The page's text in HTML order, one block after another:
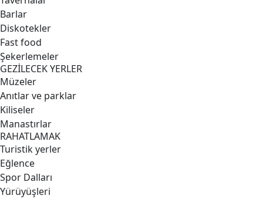
Barlar
Diskotekler
Fast food
Şekerlemeler
GEZİLECEK YERLER
Müzeler
Anıtlar ve parklar
Kiliseler
Manastırlar
RAHATLAMAK
Turistik yerler
Eğlence
Spor Dalları
Yürüyüşleri